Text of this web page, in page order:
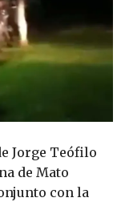
Jorge Teófilo
de Mato
con la